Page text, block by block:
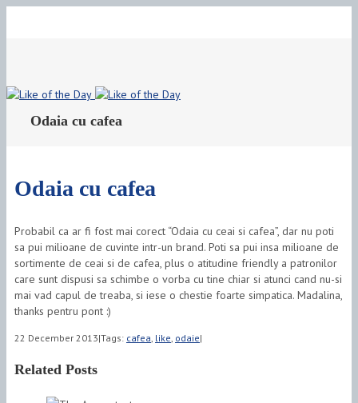
Odaia cu cafea
Odaia cu cafea
Probabil ca ar fi fost mai corect “Odaia cu ceai si cafea”, dar nu poti
sa pui milioane de cuvinte intr-un brand. Poti sa pui insa milioane de
sortimente de ceai si de cafea, plus o atitudine friendly a patronilor
care sunt dispusi sa schimbe o vorba cu tine chiar si atunci cand nu-si
mai vad capul de treaba, si iese o chestie foarte simpatica. Madalina,
thanks pentru pont :)
22 December 2013|Tags: cafea, like, odaie|
Related Posts